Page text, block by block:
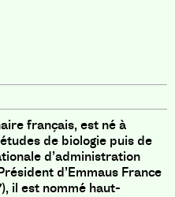
français, est né à
de biologie puis de
d’administration
d’Emmaus France
il est nommé haut-